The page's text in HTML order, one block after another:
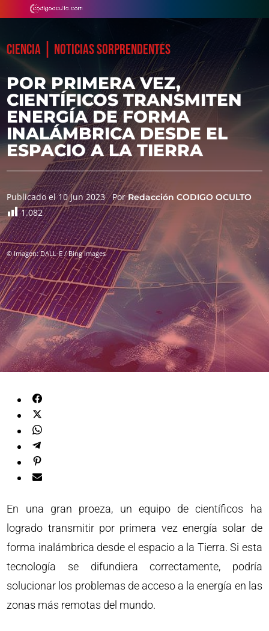
CIENCIA NOTICIAS SORPRENDENTES
POR PRIMERA VEZ,
CIENTÍFICOS TRANSMITEN
ENERGÍA DE FORMA
INALÁMBRICA DESDE EL
ESPACIO A LA TIERRA
Publicado el 10 Jun 2023 PorRedacción CODIGO OCULTO
1.082
© Imagen: DALL-E / Bing Images
En una gran proeza, un equipo de científicos ha
logrado transmitir por primera vez energía solar de
forma inalámbrica desde el espacio a la Tierra. Si esta
tecnología se difundiera correctamente, podría
solucionar los problemas de acceso a la energía en las
zonas más remotas del mundo.